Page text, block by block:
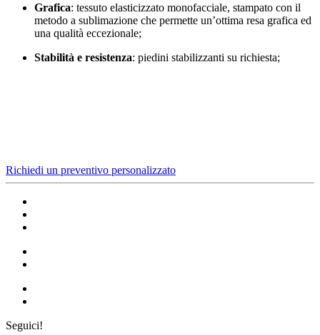
Grafica: tessuto elasticizzato monofacciale, stampato con il
metodo a sublimazione che permette un’ottima resa grafica ed
una qualità eccezionale;
Stabilità e resistenza: piedini stabilizzanti su richiesta;
Richiedi un preventivo personalizzato
Seguici!